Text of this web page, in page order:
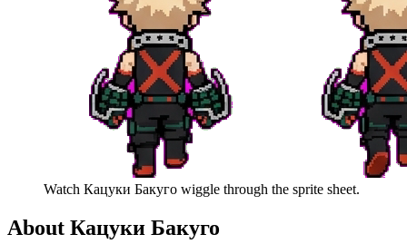
Watch Кацуки Бакуго wiggle through the sprite sheet.
About Кацуки Бакуго